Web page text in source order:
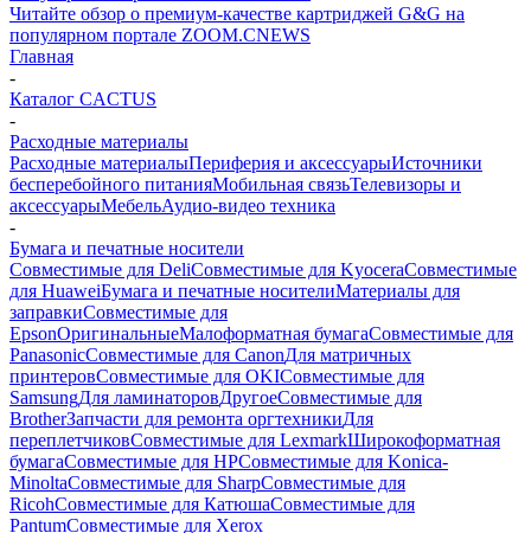
Читайте обзор о премиум-качестве картриджей G&G на
популярном портале ZOOM.CNEWS
Главная
-
Каталог CACTUS
-
Расходные материалы
Расходные материалыПериферия и аксессуарыИсточники
бесперебойного питанияМобильная связьТелевизоры и
аксессуарыМебельАудио-видео техника
-
Бумага и печатные носители
Совместимые для DeliСовместимые для KyoceraСовместимые
для HuaweiБумага и печатные носителиМатериалы для
заправкиСовместимые для
EpsonОригинальныеМалоформатная бумагаСовместимые для
PanasonicСовместимые для CanonДля матричных
принтеровСовместимые для OKIСовместимые для
SamsungДля ламинаторовДругоеСовместимые для
BrotherЗапчасти для ремонта оргтехникиДля
переплетчиковСовместимые для LexmarkШирокоформатная
бумагаСовместимые для HPСовместимые для Konica-
MinoltaСовместимые для SharpСовместимые для
RicohСовместимые для КатюшаСовместимые для
PantumСовместимые для Xerox